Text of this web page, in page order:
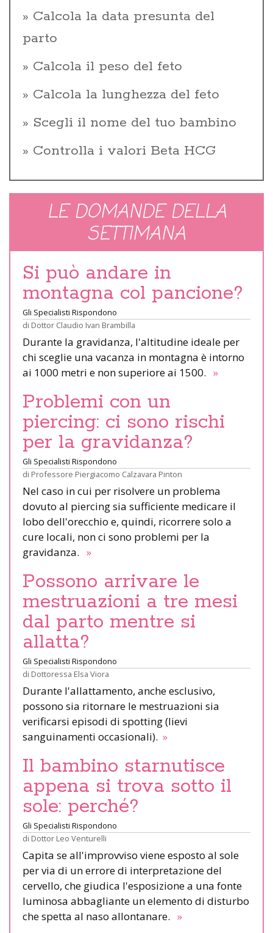
Calcola la data presunta del
parto
Calcola il peso del feto
Calcola la lunghezza del feto
Scegli il nome del tuo bambino
Controlla i valori Beta HCG
LE DOMANDE DELLA
SETTIMANA
Si può andare in
montagna col pancione?
Gli Specialisti Rispondono
di Dottor Claudio Ivan Brambilla
Durante la gravidanza, l'altitudine ideale per
chi sceglie una vacanza in montagna è intorno
ai 1000 metri e non superiore ai 1500. »
Problemi con un
piercing: ci sono rischi
per la gravidanza?
Gli Specialisti Rispondono
di Professore Piergiacomo Calzavara Pinton
Nel caso in cui per risolvere un problema
dovuto al piercing sia sufficiente medicare il
lobo dell'orecchio e, quindi, ricorrere solo a
cure locali, non ci sono problemi per la
gravidanza. »
Possono arrivare le
mestruazioni a tre mesi
dal parto mentre si
allatta?
Gli Specialisti Rispondono
di Dottoressa Elsa Viora
Durante l'allattamento, anche esclusivo,
possono sia ritornare le mestruazioni sia
verificarsi episodi di spotting (lievi
sanguinamenti occasionali). »
Il bambino starnutisce
appena si trova sotto il
sole: perché?
Gli Specialisti Rispondono
di Dottor Leo Venturelli
Capita se all'improvviso viene esposto al sole
per via di un errore di interpretazione del
cervello, che giudica l'esposizione a una fonte
luminosa abbagliante un elemento di disturbo
che spetta al naso allontanare. »